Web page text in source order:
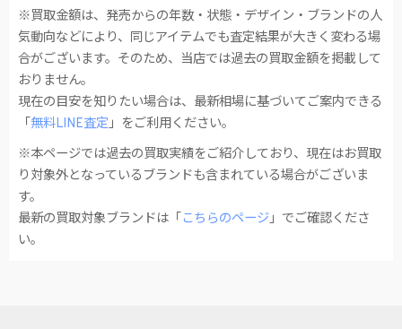
※買取金額は、発売からの年数・状態・デザイン・ブランドの人
気動向などにより、同じアイテムでも査定結果が大きく変わる場
合がございます。そのため、当店では過去の買取金額を掲載して
おりません。
現在の目安を知りたい場合は、最新相場に基づいてご案内できる
「 無料LINE査定」をご利用ください。
※本ページでは過去の買取実績をご紹介しており、現在はお買取
り対象外となっているブランドも含まれている場合がございま
す。
最新の買取対象ブランドは「 こちらのページ」でご確認くださ
い。